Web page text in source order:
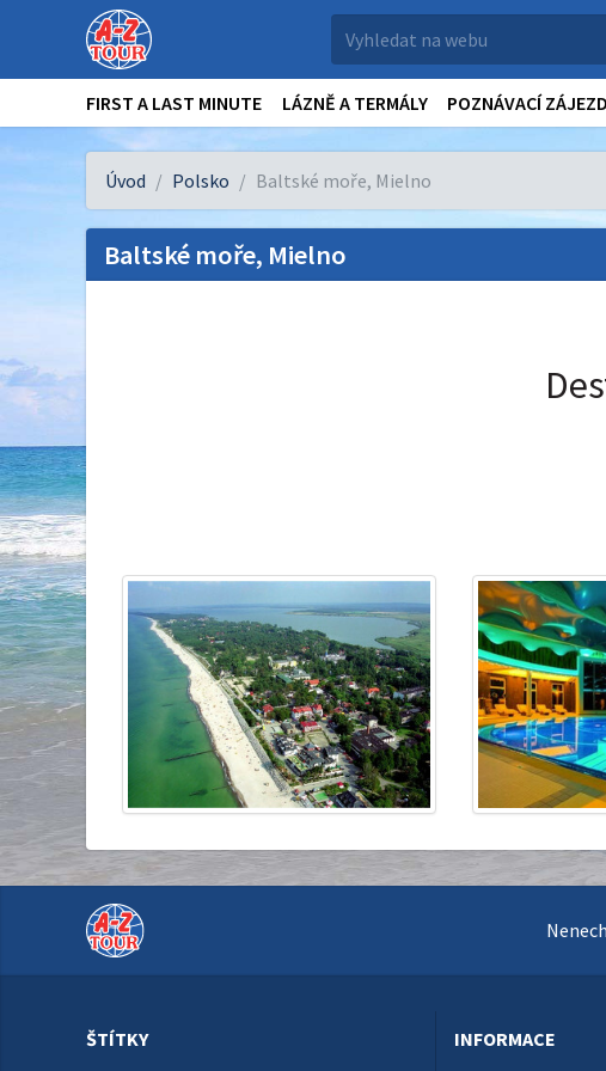
FIRST A LAST MINUTE LÁZNĚ A TERMÁLY POZNÁVACÍ
Úvod Polsko Baltské moře, Mielno
Baltské moře, Mielno
ŠTÍTKY INFORMACE